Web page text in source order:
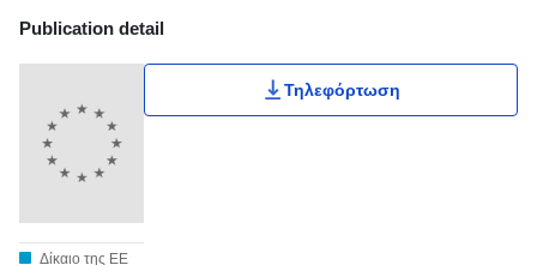
Publication Detail Actions Portlet
Βαθμολογία χρήστη
Publication detail
Δίκαιο της ΕΕ
Τηλεφόρτωση